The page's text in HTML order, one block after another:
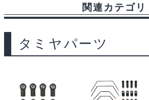
関連カテゴリ
タミヤパーツ